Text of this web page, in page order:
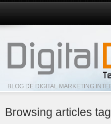
BLOG DE DIGITAL MARKETING
Browsing articles